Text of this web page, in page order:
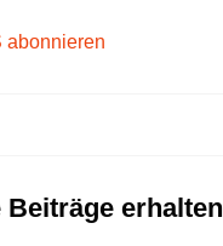
abonnieren
Beiträge erhalten